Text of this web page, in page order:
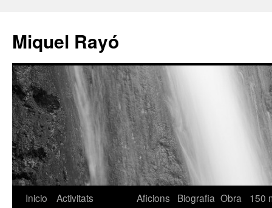
Miquel Rayó
Inicio
Activitats
Aficions Biografia Obra
150